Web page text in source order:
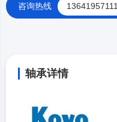
咨询热线 13641957111
轴承详情